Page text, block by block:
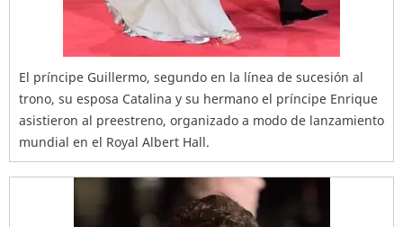
El príncipe Guillermo, segundo en la línea de sucesión al
trono, su esposa Catalina y su hermano el príncipe Enrique
asistieron al preestreno, organizado a modo de lanzamiento
mundial en el Royal Albert Hall.